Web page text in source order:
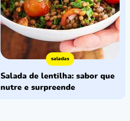
saladas
salada de lentilha: sabor que
nutre e surpreende